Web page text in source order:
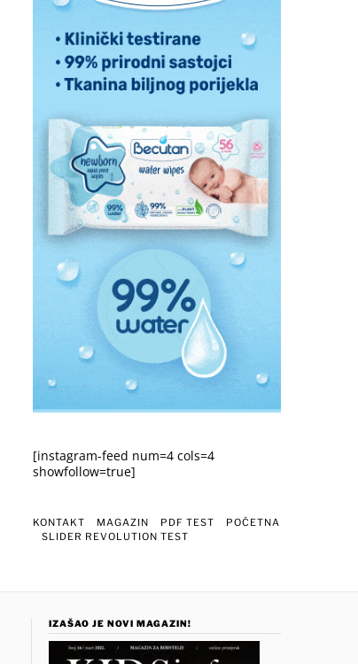
[instagram-feed num=4 cols=4
showfollow=true]
KONTAKT MAGAZIN PDF TEST
POČETNA
SLIDER REVOLUTION TEST
IZAŠAO JE NOVI MAGAZIN!